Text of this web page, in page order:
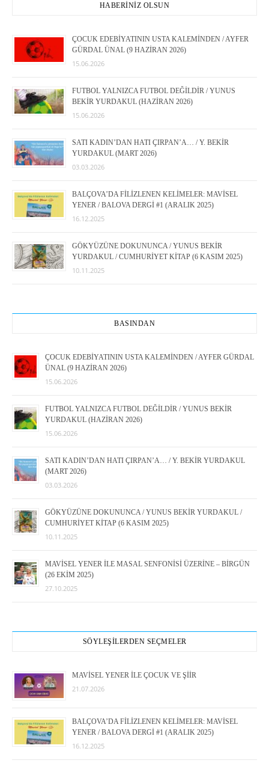
HABERİNİZ OLSUN
ÇOCUK EDEBİYATININ USTA KALEMİNDEN / AYFER
GÜRDAL ÜNAL (9 HAZİRAN 2026)
15.06.2026
FUTBOL YALNIZCA FUTBOL DEĞİLDİR / YUNUS
BEKİR YURDAKUL (HAZİRAN 2026)
15.06.2026
SATI KADIN’DAN HATI ÇIRPAN’A… / Y. BEKİR
YURDAKUL (MART 2026)
03.03.2026
BALÇOVA’DA FİLİZLENEN KELİMELER: MAVİSEL
YENER / BALOVA DERGİ #1 (ARALIK 2025)
16.12.2025
GÖKYÜZÜNE DOKUNUNCA / YUNUS BEKİR
YURDAKUL / CUMHURİYET KİTAP (6 KASIM 2025)
10.11.2025
BASINDAN
ÇOCUK EDEBİYATININ USTA KALEMİNDEN / AYFER GÜRDAL
ÜNAL (9 HAZİRAN 2026)
15.06.2026
FUTBOL YALNIZCA FUTBOL DEĞİLDİR / YUNUS BEKİR
YURDAKUL (HAZİRAN 2026)
15.06.2026
SATI KADIN’DAN HATI ÇIRPAN’A… / Y. BEKİR YURDAKUL
(MART 2026)
03.03.2026
GÖKYÜZÜNE DOKUNUNCA / YUNUS BEKİR YURDAKUL /
CUMHURİYET KİTAP (6 KASIM 2025)
10.11.2025
MAVİSEL YENER İLE MASAL SENFONİSİ ÜZERİNE – BİRGÜN
(26 EKİM 2025)
27.10.2025
SÖYLEŞİLERDEN SEÇMELER
MAVİSEL YENER İLE ÇOCUK VE ŞİİR
21.07.2026
BALÇOVA’DA FİLİZLENEN KELİMELER: MAVİSEL
YENER / BALOVA DERGİ #1 (ARALIK 2025)
16.12.2025